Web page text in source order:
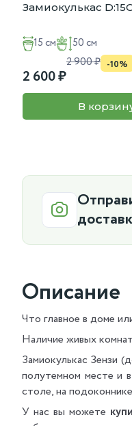
Замиокулькас
15 см 50 см
2 600
2 900 -10%
В
Описание
Что главное в доме
Наличие живых
Замиокулькас Зензи
полутемном месте и
столе, на
У нас вы можете